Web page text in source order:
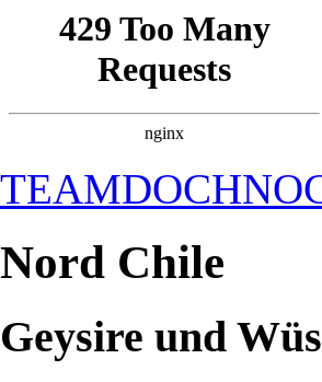
Nord Chile
Geysire und